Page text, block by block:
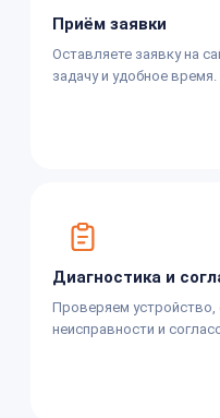
Приём заявки
Оставляете заявку на
задачу и удобное время.
Диагностика и
Проверяем устройство,
неисправности и